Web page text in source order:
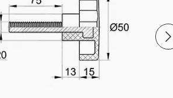
- барашки
для труб с резьбой